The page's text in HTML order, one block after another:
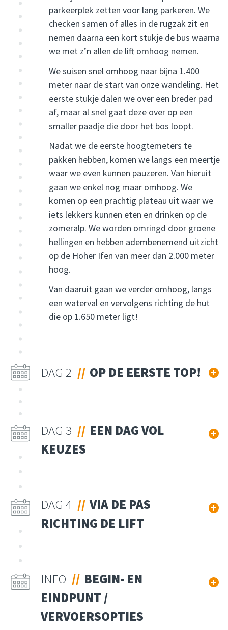
parkeerplek zetten voor lang parkeren. We
checken samen of alles in de rugzak zit en
nemen daarna een kort stukje de bus waarna
we met z’n allen de lift omhoog nemen.
We suisen snel omhoog naar bijna 1.400
meter naar de start van onze wandeling. Het
eerste stukje dalen we over een breder pad
af, maar al snel gaat deze over op een
smaller paadje die door het bos loopt.
Nadat we de eerste hoogtemeters te
pakken hebben, komen we langs een meertje
waar we even kunnen pauzeren. Van hieruit
gaan we enkel nog maar omhoog. We
komen op een prachtig plateau uit waar we
iets lekkers kunnen eten en drinken op de
zomeralp. We worden omringd door groene
hellingen en hebben adembenemend uitzicht
op de Hoher Ifen van meer dan 2.000 meter
hoog.
Van daaruit gaan we verder omhoog, langs
een waterval en vervolgens richting de hut
die op 1.650 meter ligt!
DAG 2 OP DE EERSTE TOP!
DAG 3
EEN DAG VOL
KEUZES
DAG 4
VIA DE PAS
RICHTING DE LIFT
INFO
BEGIN- EN
EINDPUNT /
VERVOERSOPTIES